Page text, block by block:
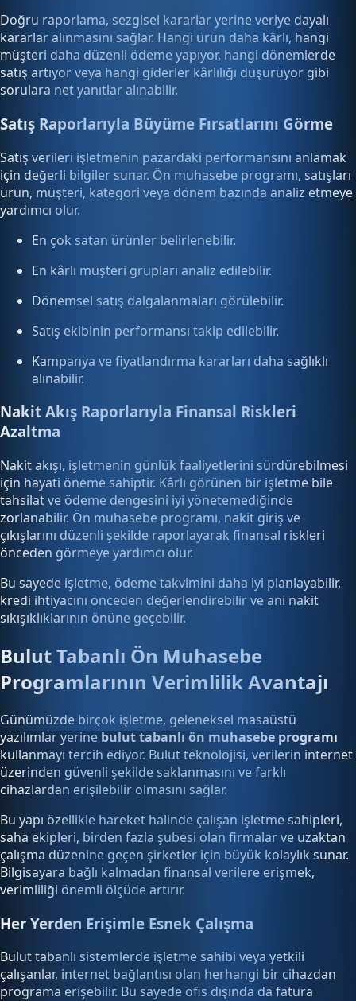
Doğru raporlama, sezgisel kararlar yerine veriye dayalı
kararlar alınmasını sağlar. Hangi ürün daha kârlı, hangi
müşteri daha düzenli ödeme yapıyor, hangi dönemlerde
satış artıyor veya hangi giderler kârlılığı düşürüyor gibi
sorulara net yanıtlar alınabilir.
Satış Raporlarıyla Büyüme Fırsatlarını Görme
Satış verileri işletmenin pazardaki performansını anlamak
için değerli bilgiler sunar. Ön muhasebe programı, satışları
ürün, müşteri, kategori veya dönem bazında analiz etmeye
yardımcı olur.
En çok satan ürünler belirlenebilir.
En kârlı müşteri grupları analiz edilebilir.
Dönemsel satış dalgalanmaları görülebilir.
Satış ekibinin performansı takip edilebilir.
Kampanya ve fiyatlandırma kararları daha sağlıklı
alınabilir.
Nakit Akış Raporlarıyla Finansal Riskleri
Azaltma
Nakit akışı, işletmenin günlük faaliyetlerini sürdürebilmesi
için hayati öneme sahiptir. Kârlı görünen bir işletme bile
tahsilat ve ödeme dengesini iyi yönetemediğinde
zorlanabilir. Ön muhasebe programı, nakit giriş ve
çıkışlarını düzenli şekilde raporlayarak finansal riskleri
önceden görmeye yardımcı olur.
Bu sayede işletme, ödeme takvimini daha iyi planlayabilir,
kredi ihtiyacını önceden değerlendirebilir ve ani nakit
sıkışıklıklarının önüne geçebilir.
Bulut Tabanlı Ön Muhasebe
Programlarının Verimlilik Avantajı
Günümüzde birçok işletme, geleneksel masaüstü
yazılımlar yerine bulut tabanlı ön muhasebe programı
kullanmayı tercih ediyor. Bulut teknolojisi, verilerin internet
üzerinden güvenli şekilde saklanmasını ve farklı
cihazlardan erişilebilir olmasını sağlar.
Bu yapı özellikle hareket halinde çalışan işletme sahipleri,
saha ekipleri, birden fazla şubesi olan firmalar ve uzaktan
çalışma düzenine geçen şirketler için büyük kolaylık sunar.
Bilgisayara bağlı kalmadan finansal verilere erişmek,
verimliliği önemli ölçüde artırır.
Her Yerden Erişimle Esnek Çalışma
Bulut tabanlı sistemlerde işletme sahibi veya yetkili
çalışanlar, internet bağlantısı olan herhangi bir cihazdan
programa erişebilir. Bu sayede ofis dışında da fatura